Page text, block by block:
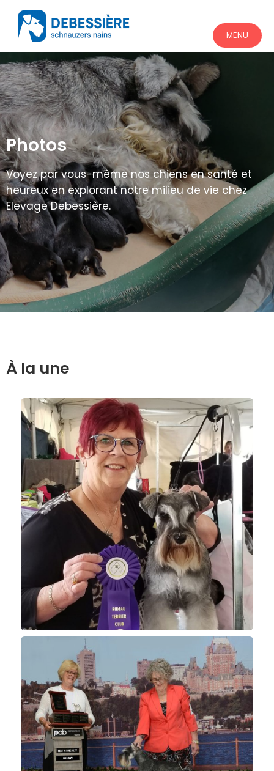
MENU
Photos
Voyez par vous-même nos chiens en santé et
heureux en explorant notre milieu de vie chez
Elevage Debessière.
À la une